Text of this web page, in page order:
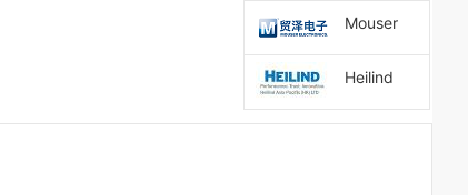
Mouser
Heilind